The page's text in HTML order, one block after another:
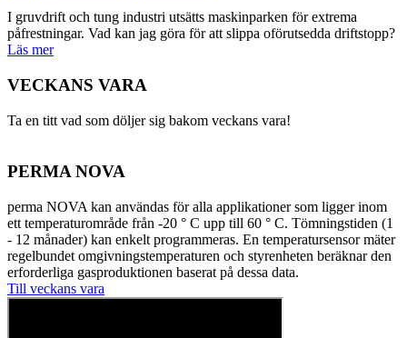
I gruvdrift och tung industri utsätts maskinparken för extrema
påfrestningar. Vad kan jag göra för att slippa oförutsedda driftstopp?
Läs mer
VECKANS VARA
Ta en titt vad som döljer sig bakom veckans vara!
PERMA NOVA
perma NOVA kan användas för alla applikationer som ligger inom
ett temperaturområde från -20 ° C upp till 60 ° C. Tömningstiden (1
- 12 månader) kan enkelt programmeras. En temperatursensor mäter
regelbundet omgivningstemperaturen och styrenheten beräknar den
erforderliga gasproduktionen baserat på dessa data.
Till veckans vara